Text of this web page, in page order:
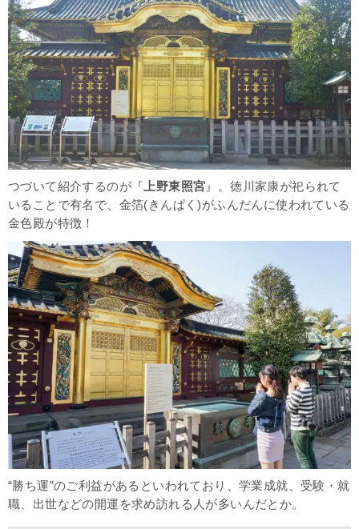
つづいて紹介するのが『 上野東照宮 』。徳川家康が祀られて
いることで有名で、金箔(きんぱく)がふんだんに使われている
金色殿が特徴！
“勝ち運”のご利益があるといわれており、学業成就、受験・就
職、出世などの開運を求め訪れる人が多いんだとか。